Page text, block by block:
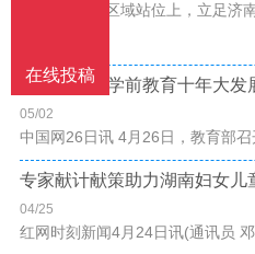
专业定位 :在区域站位上，立足济
张志勇点评学前教育十年大发
05/02
中国网26日讯 4月26日，教育部召
专家献计献策助力湖南妇女儿
04/25
红网时刻新闻4月24日讯(通讯员
在线投稿